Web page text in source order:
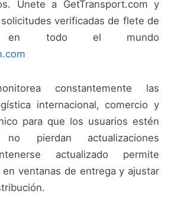
Únete a GetTransport.com y
verificadas de flete de
en todo el mundo
constantemente las
internacional, comercio y
para que los usuarios estén
pierdan actualizaciones
actualizado permite
en ventanas de entrega y ajustar